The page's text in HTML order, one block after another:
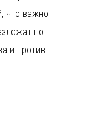
что важно
по
и против.